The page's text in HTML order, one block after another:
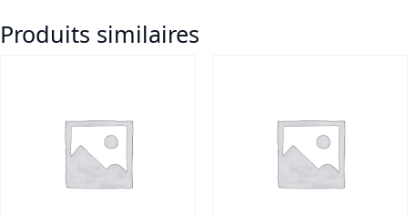
NDG
10000mAH
Produits similaires